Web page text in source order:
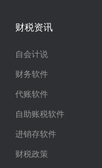
财税资讯
自会计说
财务软件
代账软件
自助账税软件
进销存软件
财税政策